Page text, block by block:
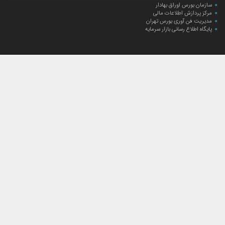
سازمان بورس اوراق بهادار
مرکز پردازش اطلاعات مالی
مدیریت فن آوری بورس تهران
پایگاه اطلاع رسانی بازار سرمایه
ارتباط با صندوق